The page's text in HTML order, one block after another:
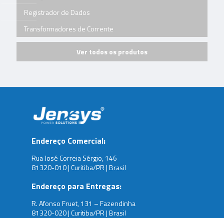
Registrador de Dados
Transformadores de Corrente
Ver todos os produtos
Endereço Comercial:
Rua José Correia Sérgio, 146
81320-010 | Curitiba/PR | Brasil
Endereço para Entregas:
R. Afonso Fruet, 131 – Fazendinha
81320-020 | Curitiba/PR | Brasil